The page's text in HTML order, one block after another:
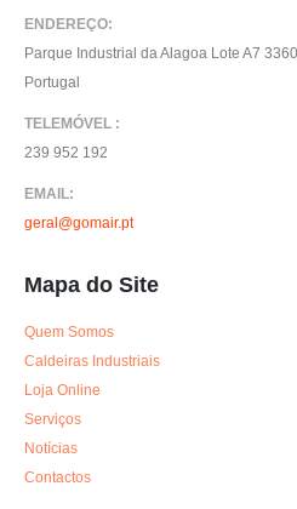
ENDEREÇO:
Parque Industrial da Alagoa Lote A7
Portugal
TELEMÓVEL :
239 952 192
EMAIL:
geral@gomair.pt
Mapa do Site
Quem Somos
Caldeiras Industriais
Loja Online
Serviços
Notícias
Contactos